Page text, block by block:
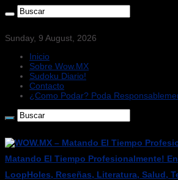
Sunday, 9 August, 2026
Inicio
Sobre Wow.MX
Sudoku Diario!
Contacto
¿Como Podar? Poda
Matando El Tiempo Profesionalmente!
LoopHoles, Reseñas, Literatura, Salud,